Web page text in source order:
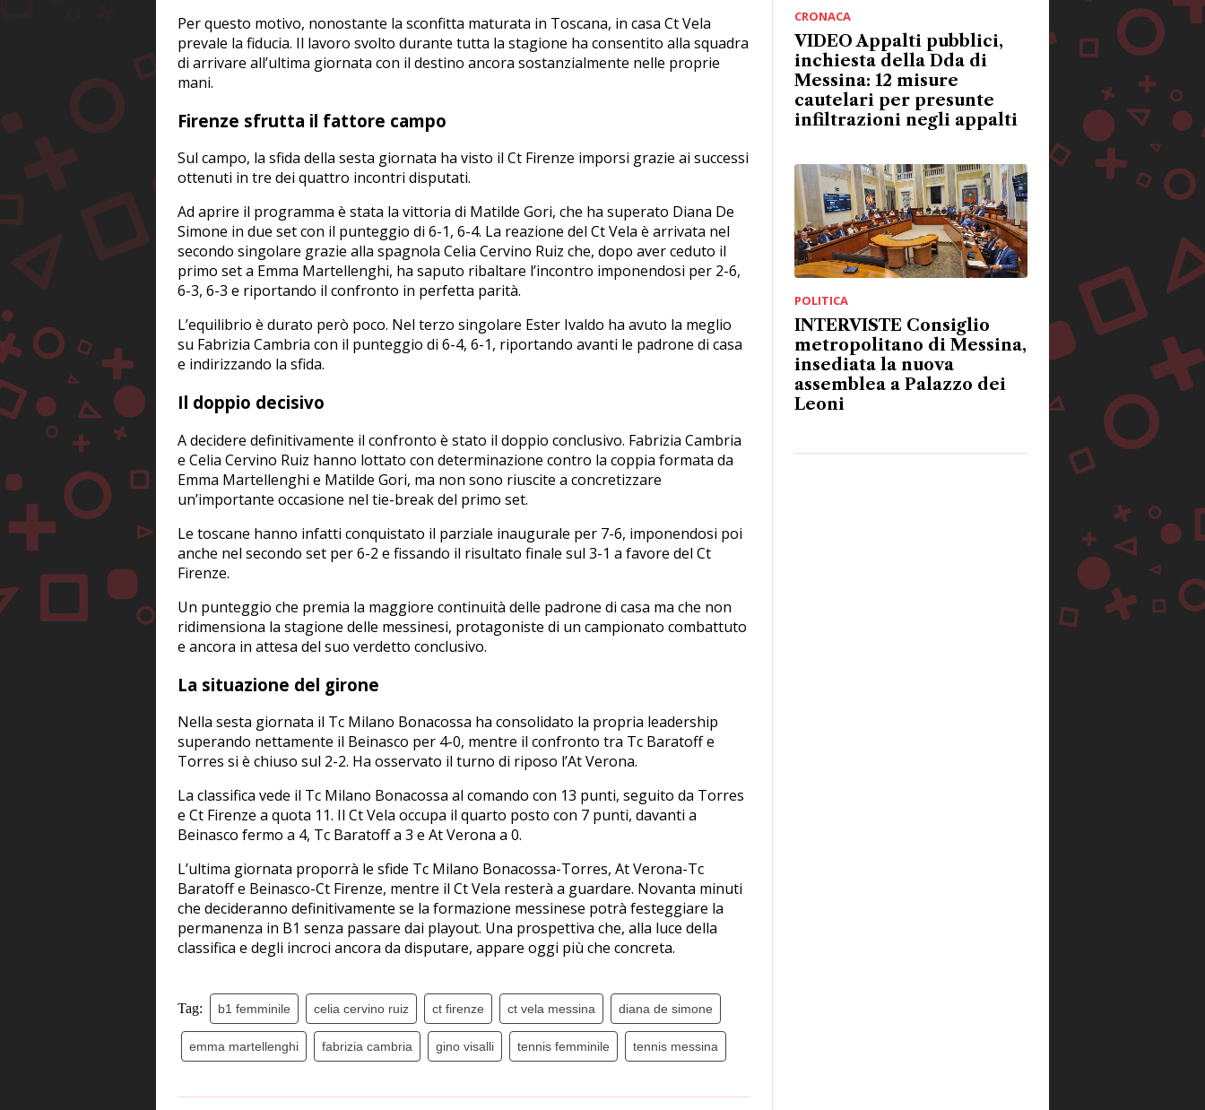
Per questo motivo, nonostante la sconfitta maturata in Toscana, in casa Ct Vela
prevale la fiducia. Il lavoro svolto durante tutta la stagione ha consentito alla squadra
di arrivare all’ultima giornata con il destino ancora sostanzialmente nelle proprie
mani.
Firenze sfrutta il fattore campo
Sul campo, la sfida della sesta giornata ha visto il Ct Firenze imporsi grazie ai successi
ottenuti in tre dei quattro incontri disputati.
Ad aprire il programma è stata la vittoria di Matilde Gori, che ha superato Diana De
Simone in due set con il punteggio di 6-1, 6-4. La reazione del Ct Vela è arrivata nel
secondo singolare grazie alla spagnola Celia Cervino Ruiz che, dopo aver ceduto il
primo set a Emma Martellenghi, ha saputo ribaltare l’incontro imponendosi per 2-6,
6-3, 6-3 e riportando il confronto in perfetta parità.
L’equilibrio è durato però poco. Nel terzo singolare Ester Ivaldo ha avuto la meglio
su Fabrizia Cambria con il punteggio di 6-4, 6-1, riportando avanti le padrone di casa
e indirizzando la sfida.
Il doppio decisivo
A decidere definitivamente il confronto è stato il doppio conclusivo. Fabrizia Cambria
e Celia Cervino Ruiz hanno lottato con determinazione contro la coppia formata da
Emma Martellenghi e Matilde Gori, ma non sono riuscite a concretizzare
un’importante occasione nel tie-break del primo set.
Le toscane hanno infatti conquistato il parziale inaugurale per 7-6, imponendosi poi
anche nel secondo set per 6-2 e fissando il risultato finale sul 3-1 a favore del Ct
Firenze.
Un punteggio che premia la maggiore continuità delle padrone di casa ma che non
ridimensiona la stagione delle messinesi, protagoniste di un campionato combattuto
e ancora in attesa del suo verdetto conclusivo.
La situazione del girone
Nella sesta giornata il Tc Milano Bonacossa ha consolidato la propria leadership
superando nettamente il Beinasco per 4-0, mentre il confronto tra Tc Baratoff e
Torres si è chiuso sul 2-2. Ha osservato il turno di riposo l’At Verona.
La classifica vede il Tc Milano Bonacossa al comando con 13 punti, seguito da Torres
e Ct Firenze a quota 11. Il Ct Vela occupa il quarto posto con 7 punti, davanti a
Beinasco fermo a 4, Tc Baratoff a 3 e At Verona a 0.
L’ultima giornata proporrà le sfide Tc Milano Bonacossa-Torres, At Verona-Tc
Baratoff e Beinasco-Ct Firenze, mentre il Ct Vela resterà a guardare. Novanta minuti
che decideranno definitivamente se la formazione messinese potrà festeggiare la
permanenza in B1 senza passare dai playout. Una prospettiva che, alla luce della
classifica e degli incroci ancora da disputare, appare oggi più che concreta.
Tag: b1 femminile celia cervino ruiz ct firenze ct vela messina diana de simone
emma martellenghi fabrizia cambria gino visalli tennis femminile tennis messina
CRONACA
VIDEO Appalti pubblici,
inchiesta della Dda di
Messina: 12 misure
cautelari per presunte
infiltrazioni negli appalti
POLITICA
INTERVISTE Consiglio
metropolitano di Messina,
insediata la nuova
assemblea a Palazzo dei
Leoni